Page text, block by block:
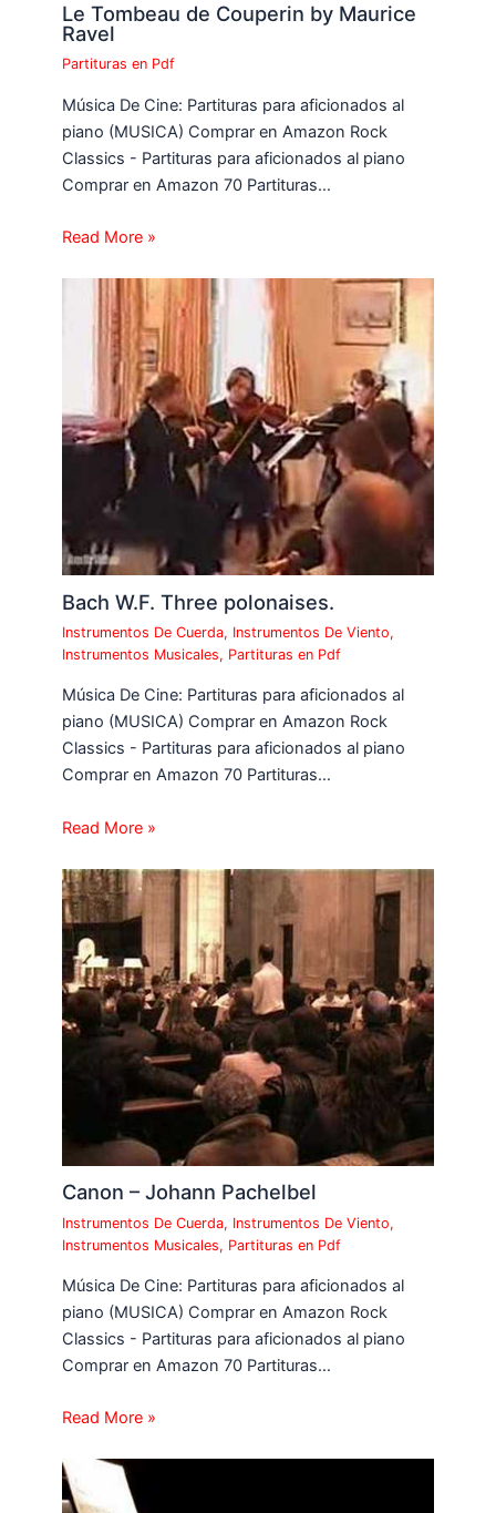
Le Tombeau de Couperin by Maurice
Ravel
Partituras en Pdf
Música De Cine: Partituras para aficionados al
piano (MUSICA) Comprar en Amazon Rock
Classics - Partituras para aficionados al piano
Comprar en Amazon 70 Partituras…
Read More »
Bach W.F. Three polonaises.
Instrumentos De Cuerda, Instrumentos De Viento,
Instrumentos Musicales, Partituras en Pdf
Música De Cine: Partituras para aficionados al
piano (MUSICA) Comprar en Amazon Rock
Classics - Partituras para aficionados al piano
Comprar en Amazon 70 Partituras…
Read More »
Canon – Johann Pachelbel
Instrumentos De Cuerda, Instrumentos De Viento,
Instrumentos Musicales, Partituras en Pdf
Música De Cine: Partituras para aficionados al
piano (MUSICA) Comprar en Amazon Rock
Classics - Partituras para aficionados al piano
Comprar en Amazon 70 Partituras…
Read More »